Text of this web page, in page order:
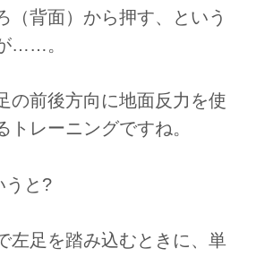
（背面）から押す、という
……。
前後方向に地面反力を使
トレーニングですね。
と?
足を踏み込むときに、単